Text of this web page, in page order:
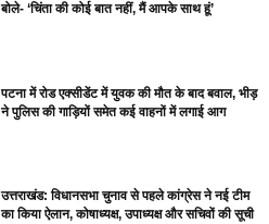
बोले- ‘चिंता की कोई बात नहीं, मैं आपके साथ हूं’
पटना में रोड एक्सीडेंट में युवक की मौत के बाद बवाल, भीड़
ने पुलिस की गाड़ियों समेत कई वाहनों में लगाई आग
उत्तराखंड: विधानसभा चुनाव से पहले कांग्रेस ने नई टीम
का किया ऐलान, कोषाध्यक्ष, उपाध्यक्ष और सचिवों की सूची